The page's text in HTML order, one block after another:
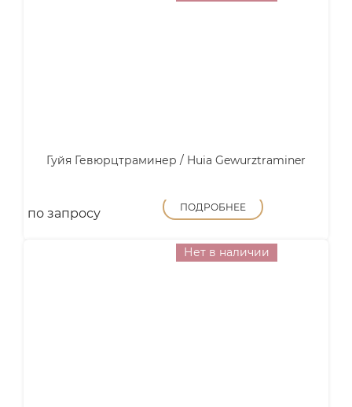
Гуйя Гевюрцтраминер / Huia Gewurztraminer
по запросу ПОДРОБНЕЕ
Нет в наличии